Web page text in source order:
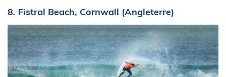
8. Fistral Beach, Cornwall (Angleterre)